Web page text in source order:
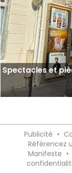
Spectacles et
Publicité •
Référencez
Manifeste •